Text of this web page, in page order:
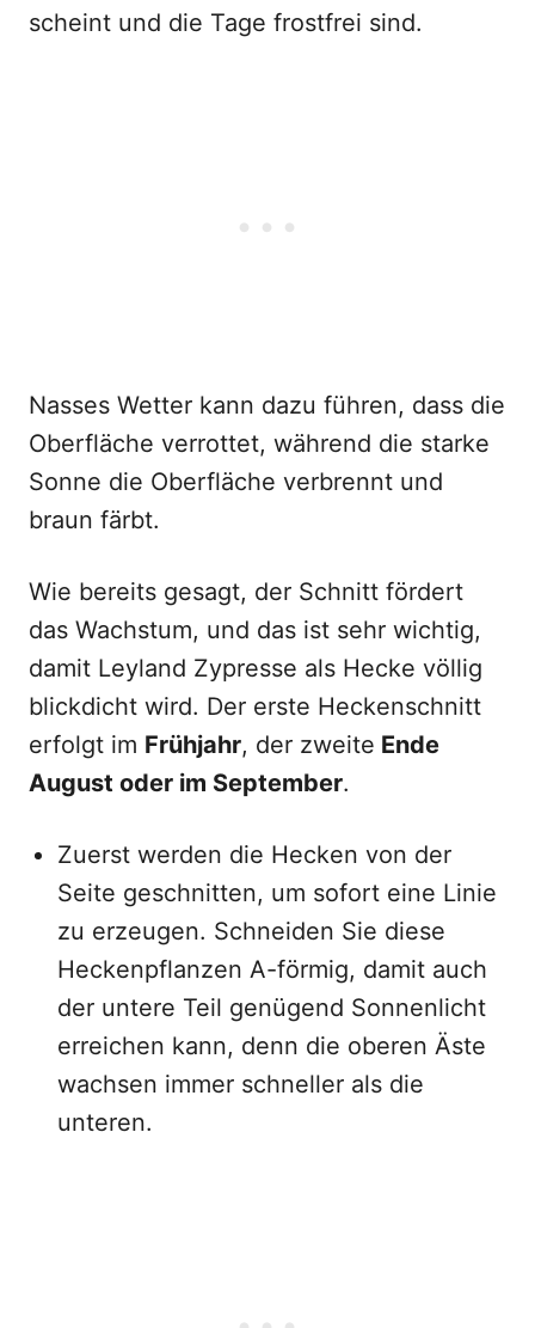
scheint und die Tage frostfrei sind.
Nasses Wetter kann dazu führen, dass die
Oberfläche verrottet, während die starke
Sonne die Oberfläche verbrennt und
braun färbt.
Wie bereits gesagt, der Schnitt fördert
das Wachstum, und das ist sehr wichtig,
damit Leyland Zypresse als Hecke völlig
blickdicht wird. Der erste Heckenschnitt
erfolgt im Frühjahr, der zweite Ende
August oder im September.
Zuerst werden die Hecken von der
Seite geschnitten, um sofort eine Linie
zu erzeugen. Schneiden Sie diese
Heckenpflanzen A-förmig, damit auch
der untere Teil genügend Sonnenlicht
erreichen kann, denn die oberen Äste
wachsen immer schneller als die
unteren.